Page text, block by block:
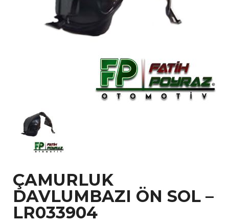
ÇAMURLUK
DAVLUMBAZI ÖN SOL –
LR033904